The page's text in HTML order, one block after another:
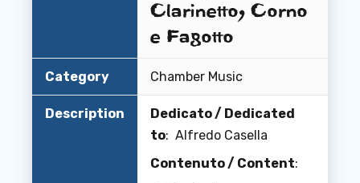
Clarinetto, Corno
e Fagotto
Category Chamber Music
Description
Dedicato / Dedicated
to: Alfredo Casella
Contenuto / Content: